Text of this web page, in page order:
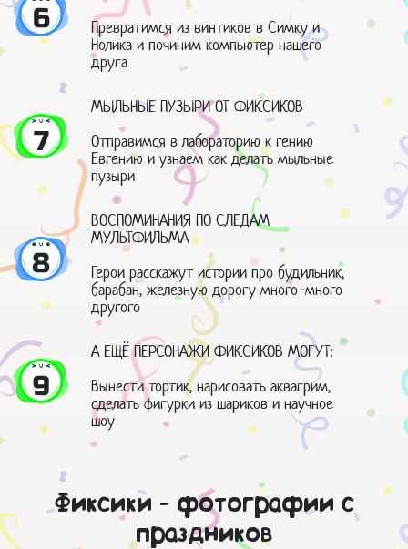
6
Превратимся из винтиков в Симку и
Нолика и починим компьютер нашего
друга
7
МЫЛЬНЫЕ ПУЗЫРИ ОТ ФИКСИКОВ
Отправимся в лабораторию к гению
Евгению и узнаем как делать мыльные
пузыри
8
ВОСПОМИНАНИЯ ПО СЛЕДАМ
МУЛЬТФИЛЬМА
Герои расскажут истории про будильник,
барабан, железную дорогу много-много
другого
9
А ЕЩЁ ПЕРСОНАЖИ ФИКСИКОВ МОГУТ:
Вынести тортик, нарисовать аквагрим,
сделать фигурки из шариков и научное
шоу
Фиксики - фотографии с
праздников